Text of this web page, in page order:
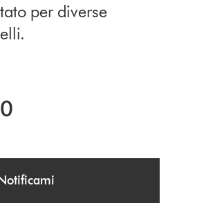
per diverse